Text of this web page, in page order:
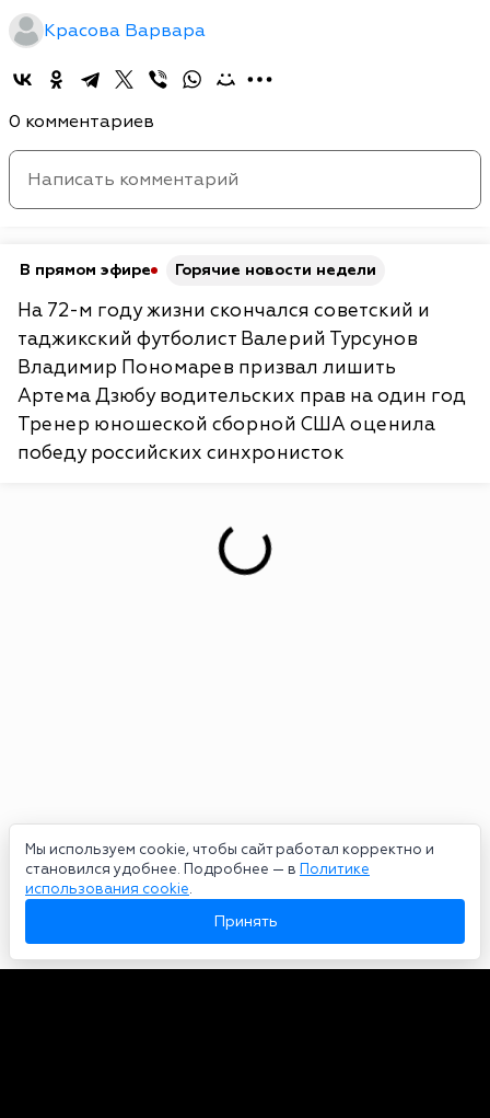
Мы используем cookie, чтобы сайт работал корректно и
становился удобнее. Подробнее — в Политике
использования cookie.
Принять
Красова Варвара
0 комментариев
В прямом эфире Горячие новости недели
На 72-м году жизни скончался советский и
таджикский футболист Валерий Турсунов
Владимир Пономарев призвал лишить
Артема Дзюбу водительских прав на один год
Тренер юношеской сборной США оценила
победу российских синхронисток